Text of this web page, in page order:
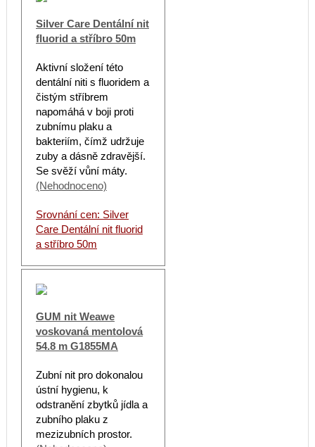
Silver Care Dentální nit
fluorid a stříbro 50m
Aktivní složení této
dentální niti s fluoridem a
čistým stříbrem
napomáhá v boji proti
zubnímu plaku a
bakteriím, čímž udržuje
zuby a dásně zdravější.
Se svěží vůní máty.
(Nehodnoceno)
Srovnání cen: Silver
Care Dentální nit fluorid
a stříbro 50m
GUM nit Weawe
voskovaná mentolová
54.8 m G1855MA
Zubní nit pro dokonalou
ústní hygienu, k
odstranění zbytků jídla a
zubního plaku z
mezizubních prostor.